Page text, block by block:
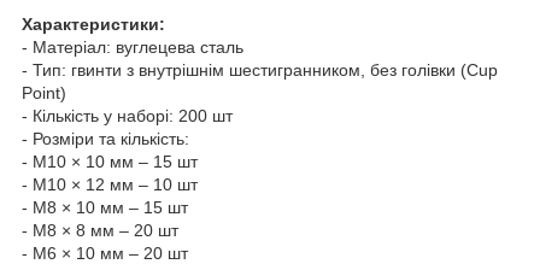
Характеристики:
- Матеріал: вуглецева сталь
- Тип: гвинти з внутрішнім шестигранником, без голівки (Cup
Point)
- Кількість у наборі: 200 шт
- Розміри та кількість:
- M10 × 10 мм – 15 шт
- M10 × 12 мм – 10 шт
- M8 × 10 мм – 15 шт
- M8 × 8 мм – 20 шт
- M6 × 10 мм – 20 шт